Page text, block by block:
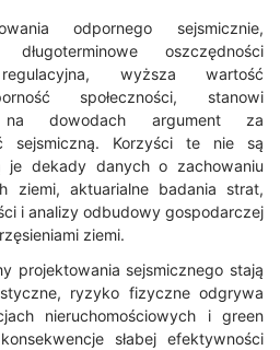
odpornego sejsmicznie,
oszczędności
wyższa wartość
społeczności, stanowi
na dowodach argument za
sejsmiczną. Korzyści te nie są
je dekady danych o zachowaniu
ziemi, aktuarialne badania strat,
i analizy odbudowy gospodarczej
ziemi.
projektowania sejsmicznego stają
ryzyko fizyczne odgrywa
nieruchomościowych i green
słabej efektywności